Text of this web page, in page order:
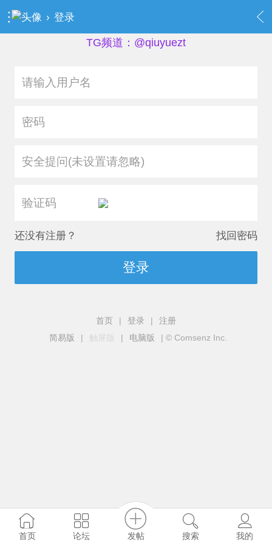
› 登录
TG频道：@qiuyuezt
安全提问(未设置请忽略)
还没有注册？ 找回密码
登录
首页 | 登录 |
注册
简易版
| 触屏版 | 电脑版 | © Comsenz Inc.
首页 论坛 发帖 搜索 我的